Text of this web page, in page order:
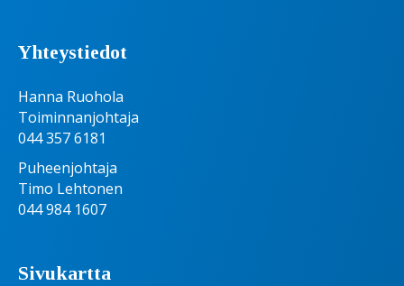
Yhteystiedot
Hanna Ruohola
Toiminnanjohtaja
044 357 6181
Puheenjohtaja
Timo Lehtonen
044 984 1607
Sivukartta